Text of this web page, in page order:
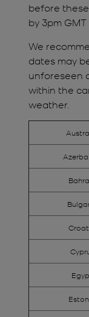
before
by 3pm
We
dates may
unforeseen
within the
weather.